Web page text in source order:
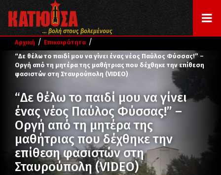
... βολή στους βολεμένους
Αρχική / Επικαιρότητα /
“Δε θέλω το παιδί μου να γίνει ένας νέος Παύλος Φύσσας!” –
Οργή από τη μητέρα της μαθήτριας που δέχθηκε την επίθεση
φασιστών στη Σταυρούπολη (VIDEO)
“Δε θέλω το παιδί μου να γίνει
ένας νέος Παύλος Φύσσας!” –
Οργή από τη μητέρα της
μαθήτριας που δέχθηκε την
επίθεση φασιστών στη
Σταυρούπολη (VIDEO)